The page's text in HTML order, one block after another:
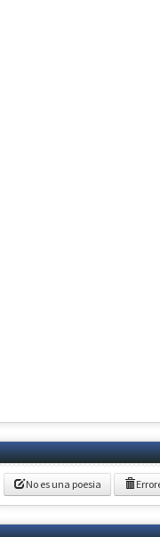
No es una poesia